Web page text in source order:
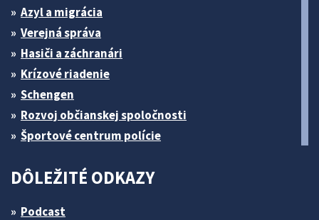
Azyl a migrácia
Verejná správa
Hasiči a záchranári
Krízové riadenie
Schengen
Rozvoj občianskej spoločnosti
Športové centrum polície
DÔLEŽITÉ ODKAZY
Podcast